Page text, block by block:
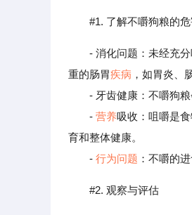
#1. 了解不嚼狗粮的
- 消化问题：未经充
重的肠胃疾病 ，如胃炎、
- 牙齿健康：不嚼狗粮
- 营养吸收：咀嚼是
育和整体健康。
- 行为问题 ：不嚼的
#2. 观察与评估